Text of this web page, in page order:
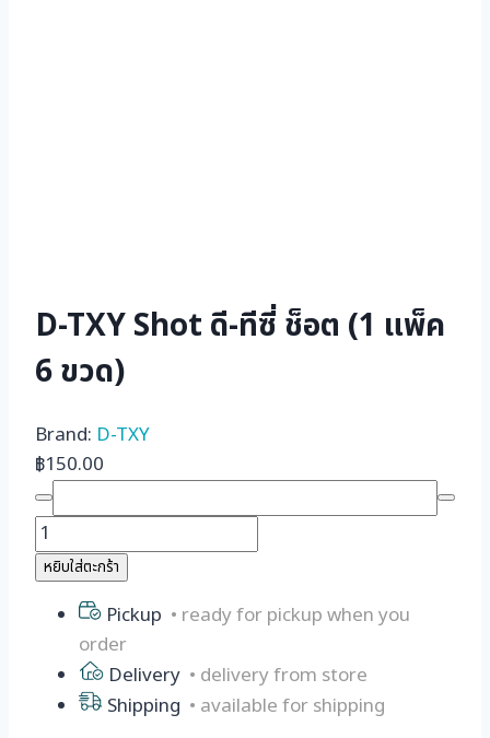
D-TXY Shot ดี-ทีซี่ ช็อต (1 แพ็ค
6 ขวด)
Brand: D-TXY
฿150.00
จำนวน
D-
TXY
Shot
หยิบใส่ตะกร้า
Pickup • ready for pickup when you
order
Delivery • delivery from store
Shipping • available for shipping